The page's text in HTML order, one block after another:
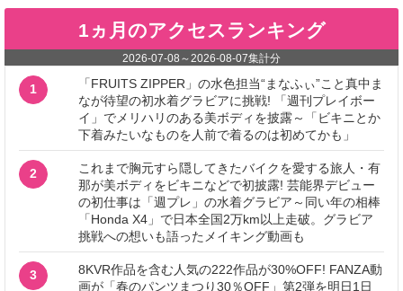
1ヵ月のアクセスランキング
2026-07-08 ～2026-08-07集計分
1
「FRUITS ZIPPER」の水色担当“まなふぃ”こと真中ま
なが待望の初水着グラビアに挑戦! 「週刊プレイボー
イ」でメリハリのある美ボディを披露～「ビキニとか
下着みたいなものを人前で着るのは初めてかも」
2
これまで胸元すら隠してきたバイクを愛する旅人・有
那が美ボディをビキニなどで初披露! 芸能界デビュー
の初仕事は「週プレ」の水着グラビア～同い年の相棒
「Honda X4」で日本全国2万km以上走破。グラビア
挑戦への想いも語ったメイキング動画も
3
8KVR作品を含む人気の222作品が30%OFF! FANZA動
画が「春のパンツまつり30％OFF」第2弾を明日1日